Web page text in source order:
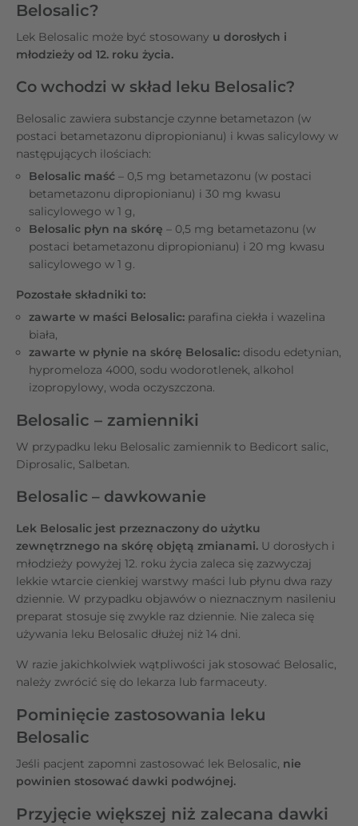
Belosalic?
Lek Belosalic może być stosowany u dorosłych i
młodzieży od 12. roku życia.
Co wchodzi w skład leku Belosalic?
Belosalic zawiera substancje czynne betametazon (w
postaci betametazonu dipropionianu) i kwas salicylowy w
następujących ilościach:
Belosalic maść – 0,5 mg betametazonu (w postaci
betametazonu dipropionianu) i 30 mg kwasu
salicylowego w 1 g,
Belosalic płyn na skórę – 0,5 mg betametazonu (w
postaci betametazonu dipropionianu) i 20 mg kwasu
salicylowego w 1 g.
Pozostałe składniki to:
zawarte w maści Belosalic: parafina ciekła i wazelina
biała,
zawarte w płynie na skórę Belosalic: disodu edetynian,
hypromeloza 4000, sodu wodorotlenek, alkohol
izopropylowy, woda oczyszczona.
Belosalic – zamienniki
W przypadku leku Belosalic zamiennik to Bedicort salic,
Diprosalic, Salbetan.
Belosalic – dawkowanie
Lek Belosalic jest przeznaczony do użytku
zewnętrznego na skórę objętą zmianami. U dorosłych i
młodzieży powyżej 12. roku życia zaleca się zazwyczaj
lekkie wtarcie cienkiej warstwy maści lub płynu dwa razy
dziennie. W przypadku objawów o nieznacznym nasileniu
preparat stosuje się zwykle raz dziennie. Nie zaleca się
używania leku Belosalic dłużej niż 14 dni.
W razie jakichkolwiek wątpliwości jak stosować Belosalic,
należy zwrócić się do lekarza lub farmaceuty.
Pominięcie zastosowania leku
Belosalic
Jeśli pacjent zapomni zastosować lek Belosalic, nie
powinien stosować dawki podwójnej.
Przyjęcie większej niż zalecana dawki